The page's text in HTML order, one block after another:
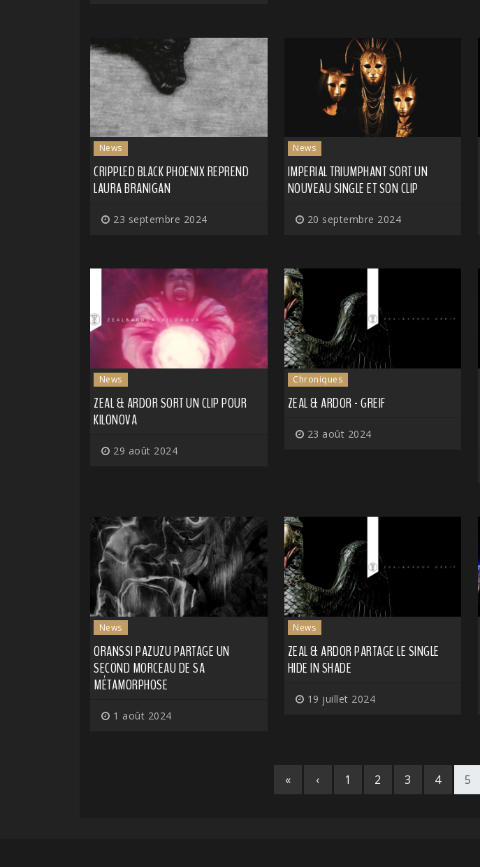
News
CRIPPLED BLACK PHOENIX REPREND
LAURA BRANIGAN
23 septembre 2024
News
IMPERIAL TRIUMPHANT SORT UN
NOUVEAU SINGLE ET SON CLIP
20 septembre 2024
News
ZEAL & ARDOR SORT UN CLIP POUR
KILONOVA
29 août 2024
Chroniques
ZEAL & ARDOR - GREIF
23 août 2024
News
ORANSSI PAZUZU PARTAGE UN
SECOND MORCEAU DE SA
MÉTAMORPHOSE
1 août 2024
News
ZEAL & ARDOR PARTAGE LE SINGLE
HIDE IN SHADE
19 juillet 2024
« ‹ 1 2 3 4 5